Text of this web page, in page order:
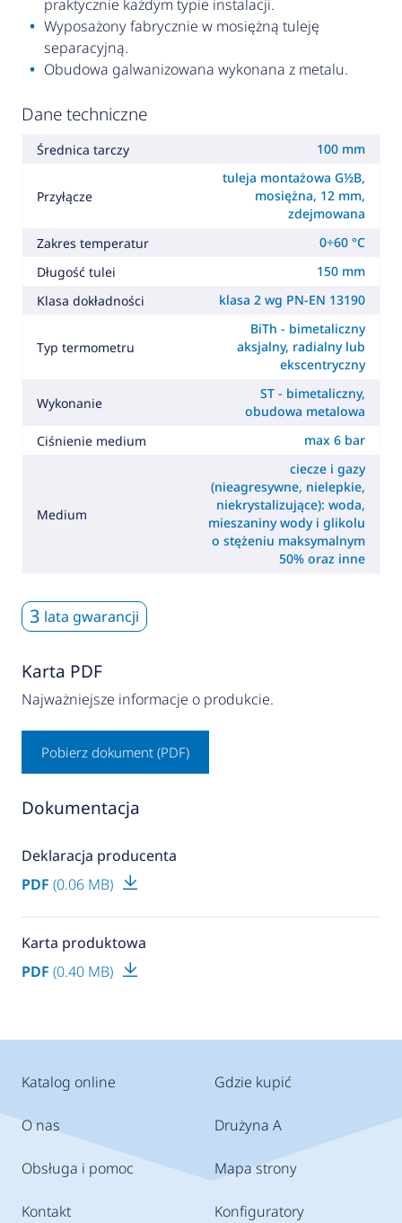
praktycznie każdym typie instalacji.
Wyposażony fabrycznie w mosiężną tuleję
separacyjną.
Obudowa galwanizowana wykonana z metalu.
Dane techniczne
Średnica tarczy 100 mm
Przyłącze
tuleja montażowa G½B,
mosiężna, 12 mm,
zdejmowana
Zakres temperatur
0÷60 °C
Długość tulei
150 mm
Klasa dokładności
klasa 2 wg PN-EN 13190
Typ termometru
BiTh - bimetaliczny
aksjalny, radialny lub
ekscentryczny
Wykonanie
ST - bimetaliczny,
obudowa metalowa
Ciśnienie medium
max 6 bar
Medium
ciecze i gazy
(nieagresywne, nielepkie,
niekrystalizujące): woda,
mieszaniny wody i glikolu
o stężeniu maksymalnym
50% oraz inne
3 lata gwarancji
Karta PDF
Najważniejsze informacje o produkcie.
Pobierz dokument (PDF)
Dokumentacja
Deklaracja producenta
PDF (0.06 MB)
Karta produktowa
PDF (0.40 MB)
Katalog online
O nas
Obsługa i pomoc
Kontakt
Gdzie kupić
Drużyna A
Mapa strony
Konfiguratory